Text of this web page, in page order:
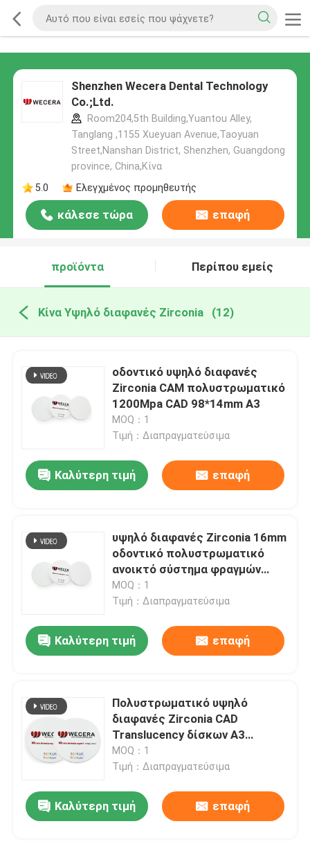
Shenzhen Wecera Dental Technology
Co.;Ltd.
Room204,5th Building,Yuantou Alley,
Tanglang ,1155 Xueyuan Avenue,Taoyuan
Street,Nanshan District, Shenzhen, Guangdong
province, China,Κίνα
5.0
Ελεγχμένος προμηθευτής
κάλεσε τώρα επαφή
προϊόντα Περίπου εμείς
Κίνα Υψηλό διαφανές Zirconia (12)
οδοντικό υψηλό διαφανές
Zirconia CAM πολυστρωματικό
1200Mpa CAD 98*14mm A3
MOQ：1
Τιμή：Διαπραγματεύσιμα
Καλύτερη τιμή επαφή
υψηλό διαφανές Zirconia 16mm
οδοντικό πολυστρωματικό
ανοικτό σύστημα φραγμών
πάχους A3
MOQ：1
Τιμή：Διαπραγματεύσιμα
Καλύτερη τιμή επαφή
Πολυστρωματικό υψηλό
διαφανές Zirconia CAD
Translucency δίσκων A3
98x20mm 57% CAM
MOQ：1
Τιμή：Διαπραγματεύσιμα
Καλύτερη τιμή επαφή